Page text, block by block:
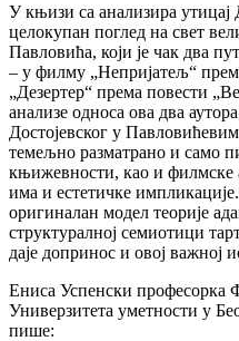
У књизи са анализира утицај
целокупан поглед на свет
Павловића, који је чак два
– у филму „Непријатељ“
„Дезертер“ према повести
анализе односа ова два
Достојевског у
темељно разматрано и само
књижевности, као и филмске
има и естетичке
оригиналан модел теорије
структуралној семиотици
даје допринос и овој важној
Ениса Успенски професорка
Универзитета уметности у
пише: